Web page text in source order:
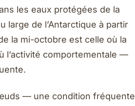
les eaux protégées de la
large de l’Antarctique à partir
la mi-octobre est celle où la
l’activité comportementale —
— une condition fréquente